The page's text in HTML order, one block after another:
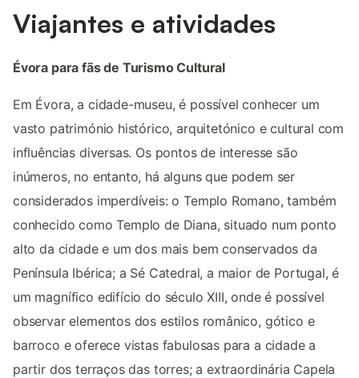
Viajantes e atividades
Évora para fãs de Turismo Cultural
Em Évora, a cidade-museu, é possível conhecer um
vasto património histórico, arquitetónico e cultural com
influências diversas. Os pontos de interesse são
inúmeros, no entanto, há alguns que podem ser
considerados imperdíveis: o Templo Romano, também
conhecido como Templo de Diana, situado num ponto
alto da cidade e um dos mais bem conservados da
Península Ibérica; a Sé Catedral, a maior de Portugal, é
um magnífico edifício do século XIII, onde é possível
observar elementos dos estilos românico, gótico e
barroco e oferece vistas fabulosas para a cidade a
partir dos terraços das torres; a extraordinária Capela